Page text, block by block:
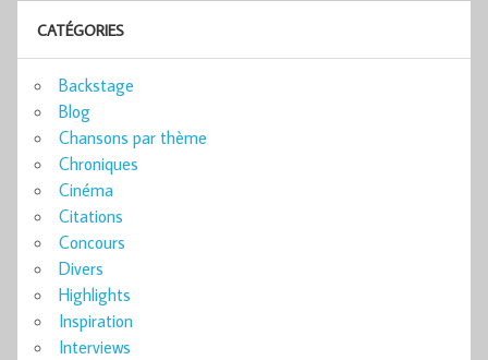
CATÉGORIES
Backstage
Blog
Chansons par thème
Chroniques
Cinéma
Citations
Concours
Divers
Highlights
Inspiration
Interviews